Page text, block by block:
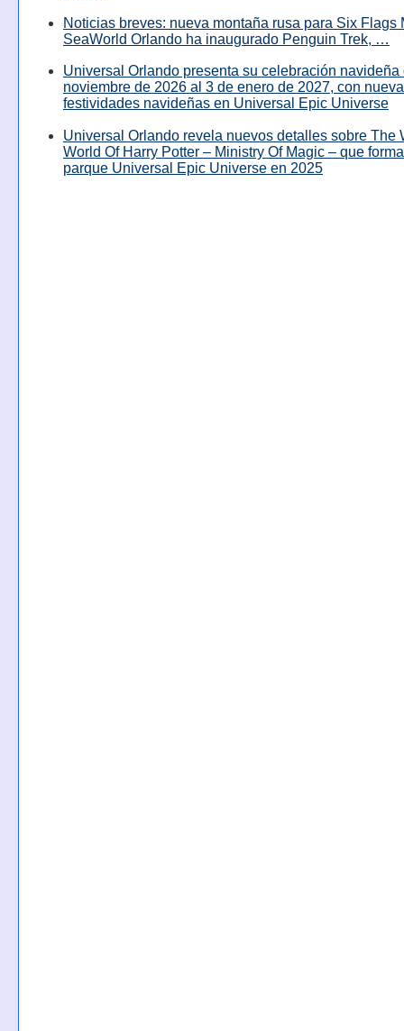
Noticias breves: nueva montaña rusa para Six Flags
SeaWorld Orlando ha inaugurado Penguin Trek, …
Universal Orlando presenta su celebración navideña
noviembre de 2026 al 3 de enero de 2027, con
festividades navideñas en Universal Epic Universe
Universal Orlando revela nuevos detalles sobre The
World Of Harry Potter – Ministry Of Magic – que
parque Universal Epic Universe en 2025